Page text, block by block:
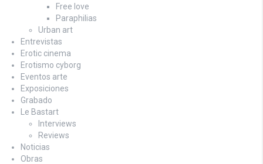
Free love
Paraphilias
Urban art
Entrevistas
Erotic cinema
Erotismo cyborg
Eventos arte
Exposiciones
Grabado
Le Bastart
Interviews
Reviews
Noticias
Obras